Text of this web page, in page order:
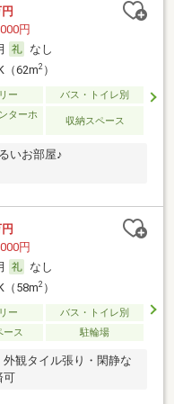
円
なし
（62m2）
ー バス・トイレ別
ターホ
収納スペース
いお部屋♪
円
なし
（58m2）
ー
バス・トイレ別
ース 駐輪場
観タイル張り・閑静な
可